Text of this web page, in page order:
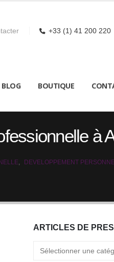
+33 (1) 41 200 220
BLOG BOUTIQUE
à
DEVELOPPEMENT
ARTICLES DE